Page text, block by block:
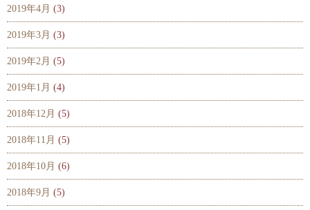
2019年4月 (3)
2019年3月 (3)
2019年2月 (5)
2019年1月 (4)
2018年12月 (5)
2018年11月 (5)
2018年10月 (6)
2018年9月 (5)